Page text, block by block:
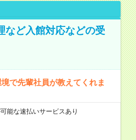
など入館対応などの受
で先輩社員が教えてくれま
能な速払いサービスあり